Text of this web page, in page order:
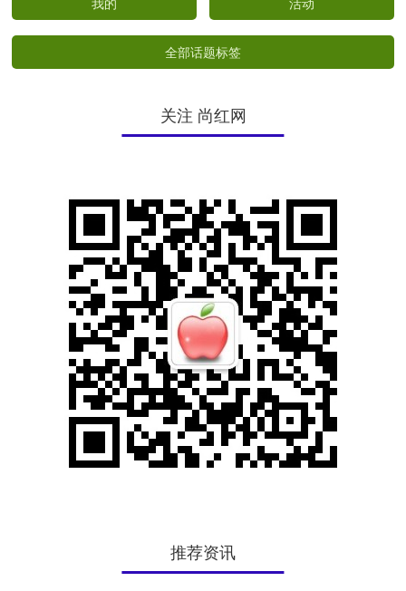
全部话题标签
关注 尚红网
推荐资讯